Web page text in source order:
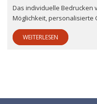
Das individuelle Bedrucken
Möglichkeit, personalisierte
WEITERLESEN